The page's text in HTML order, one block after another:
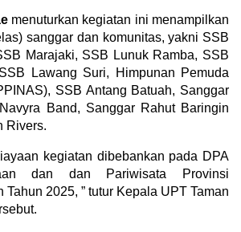
menuturkan kegiatan ini menampilkan
sanggar dan komunitas, yakni SSB
Marajaki, SSB Lunuk Ramba, SSB
Lawang Suri, Himpunan Pemuda
SSB Antang Batuah, Sanggar
Band, Sanggar Rahut Baringin
Rivers.
kegiatan dibebankan pada DPA
dan dan Pariwisata Provinsi
Tahun 2025, ” tutur Kepala UPT Taman